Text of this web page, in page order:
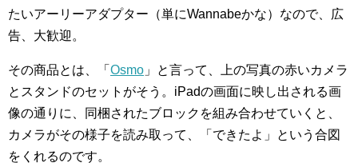
たいアーリーアダプター（単にWannabeかな）なので、広
告、大歓迎。
その商品とは、「 Osmo 」と言って、上の写真の赤いカメラ
とスタンドのセットがそう。iPadの画面に映し出される画
像の通りに、同梱されたブロックを組み合わせていくと、
カメラがその様子を読み取って、「できたよ」という合図
をくれるのです。